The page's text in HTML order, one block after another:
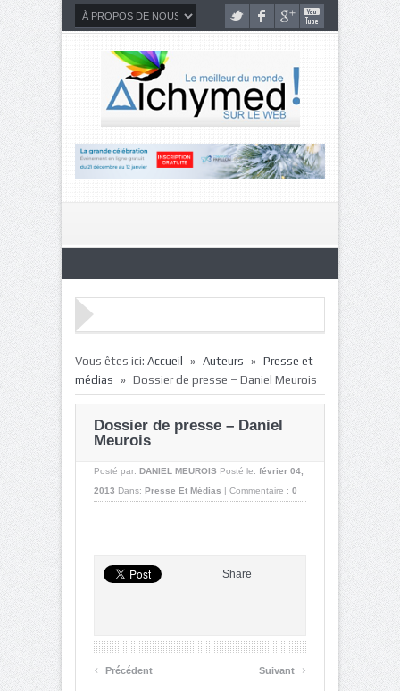
Vous êtes ici: Accueil » Auteurs » Presse et
médias » Dossier de presse – Daniel Meurois
Dossier de presse – Daniel
Meurois
Posté par: DANIEL MEUROIS Posté le: février 04,
2013 Dans: Presse Et Médias | Commentaire : 0
Share
‹ Précédent Suivant ›